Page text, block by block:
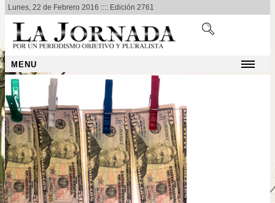
Lunes, 22 de Febrero 2016 :::: Edición 2761
MENU